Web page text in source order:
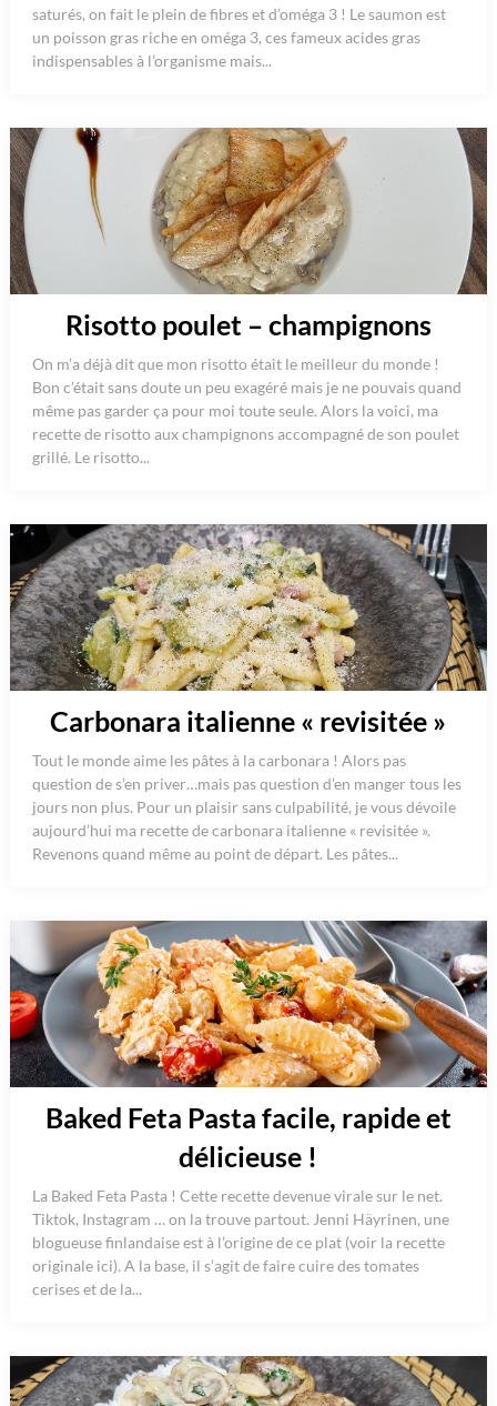
saturés, on fait le plein de fibres et d’oméga 3 ! Le saumon est
un poisson gras riche en oméga 3, ces fameux acides gras
indispensables à l’organisme mais...
Risotto poulet – champignons
On m’a déjà dit que mon risotto était le meilleur du monde !
Bon c’était sans doute un peu exagéré mais je ne pouvais quand
même pas garder ça pour moi toute seule. Alors la voici, ma
recette de risotto aux champignons accompagné de son poulet
grillé. Le risotto...
Carbonara italienne « revisitée »
Tout le monde aime les pâtes à la carbonara ! Alors pas
question de s’en priver…mais pas question d’en manger tous les
jours non plus. Pour un plaisir sans culpabilité, je vous dévoile
aujourd’hui ma recette de carbonara italienne « revisitée ».
Revenons quand même au point de départ. Les pâtes...
Baked Feta Pasta facile, rapide et
délicieuse !
La Baked Feta Pasta ! Cette recette devenue virale sur le net.
Tiktok, Instagram … on la trouve partout. Jenni Häyrinen, une
blogueuse finlandaise est à l’origine de ce plat (voir la recette
originale ici). A la base, il s’agit de faire cuire des tomates
cerises et de la...